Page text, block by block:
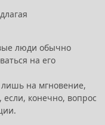
люди обычно
на его
на мгновение,
конечно, вопрос